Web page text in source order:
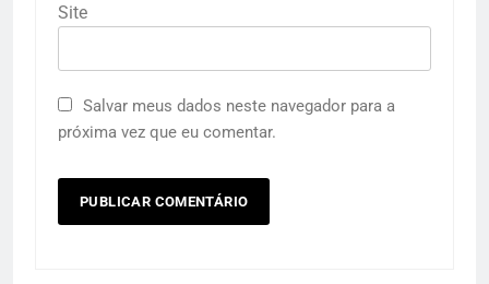
Site
Salvar meus dados neste navegador para a
próxima vez que eu comentar.